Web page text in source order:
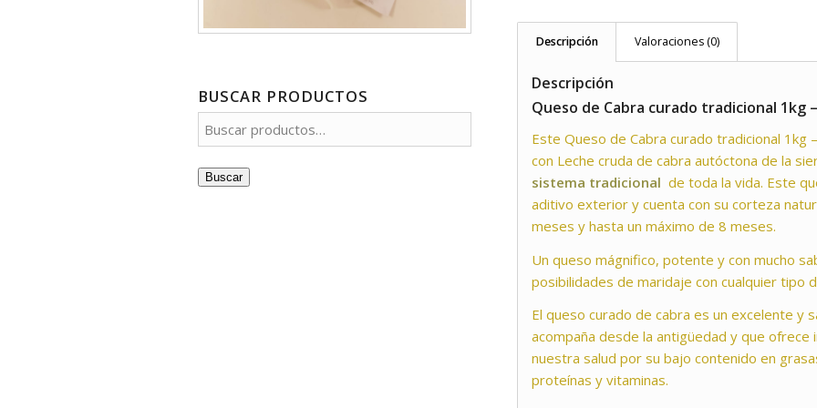
BUSCAR PRODUCTOS
Buscar
Descripción Valoraciones (0)
Descripción
Queso de Cabra curado tradicional 1kg
Este Queso de Cabra curado tradicional 1kg
con Leche cruda de cabra autóctona de la
sistema tradicional de toda la vida. Este
aditivo exterior y cuenta con su corteza
meses y hasta un máximo de 8 meses.
Un queso mágnifico, potente y con mucho
posibilidades de maridaje con cualquier tipo
El queso curado de cabra es un excelente y
acompaña desde la antigüedad y que
nuestra salud por su bajo contenido en
proteínas y vitaminas.